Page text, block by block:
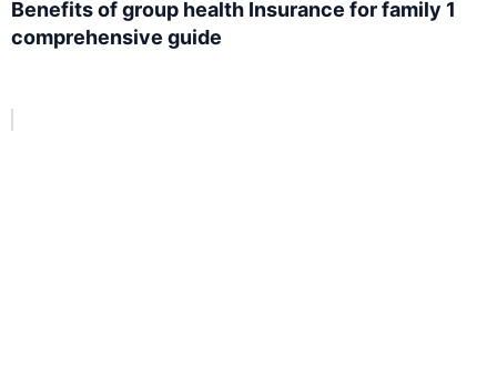
Benefits of group health Insurance for family 1
comprehensive guide